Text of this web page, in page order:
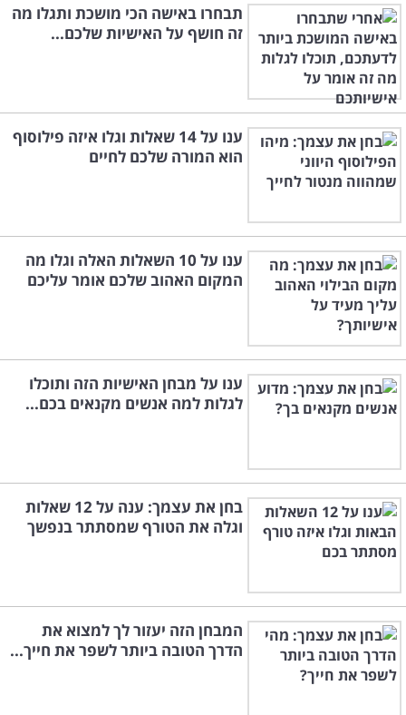
תבחרו באישה הכי מושכת ותגלו מה
זה חושף על האישיות שלכם...
ענו על 14 שאלות וגלו איזה פילוסוף
הוא המורה שלכם לחיים
ענו על 10 השאלות האלה וגלו מה
המקום האהוב שלכם אומר עליכם
ענו על מבחן האישיות הזה ותוכלו
לגלות למה אנשים מקנאים בכם...
בחן את עצמך: ענה על 12 שאלות
וגלה את הטורף שמסתתר בנפשך
המבחן הזה יעזור לך למצוא את
הדרך הטובה ביותר לשפר את חייך...